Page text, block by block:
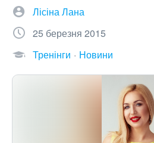
Лісіна Лана
25 березня 2015
Тренінги
Новини